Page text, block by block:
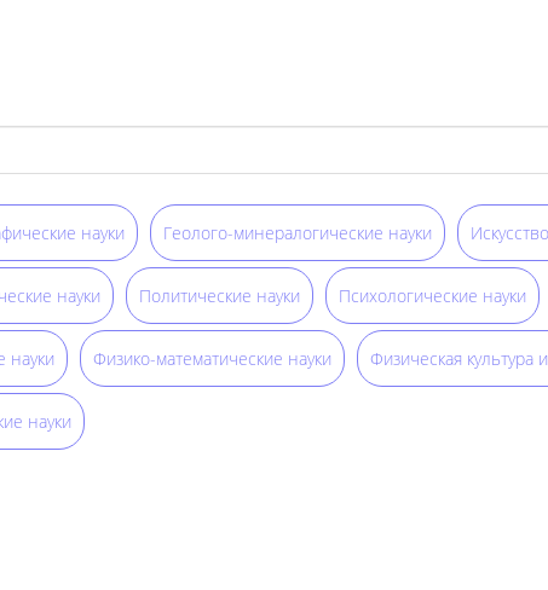
науки Геолого-минералогические науки
науки Политические науки Психологические науки
науки Физико-математические науки Физическая культура
науки